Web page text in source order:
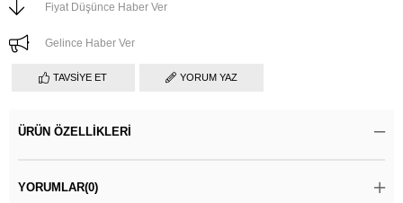
Fiyat Düşünce Haber Ver
Gelince Haber Ver
TAVSIYE ET YORUM YAZ
ÜRÜN ÖZELLIKLERI
YORUMLAR(0)